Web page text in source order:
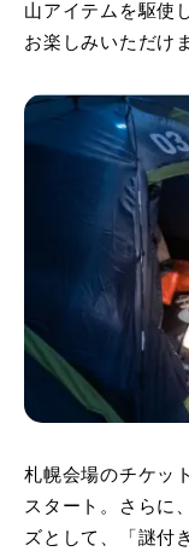
山アイテムを駆使
お楽しみいただけ
札幌会場のチケッ
スタート。さらに
ズとして、「謎付